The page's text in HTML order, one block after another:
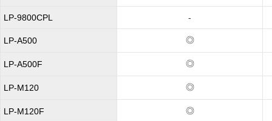
LP-9800CPL -
LP-A500 ◎
LP-A500F ◎
LP-M120 ◎
LP-M120F ◎